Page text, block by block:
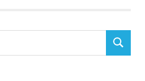
SEARCH